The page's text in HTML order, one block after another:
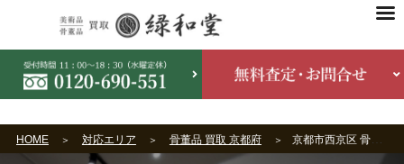
HOME 対応エリア 骨董品 買取 京都府 京都市西京区 骨董品買取